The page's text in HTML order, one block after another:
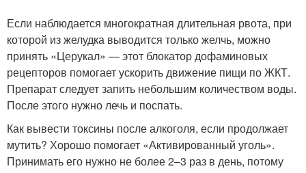
Если наблюдается многократная длительная рвота, при
которой из желудка выводится только желчь, можно
принять «Церукал» — этот блокатор дофаминовых
рецепторов помогает ускорить движение пищи по ЖКТ.
Препарат следует запить небольшим количеством воды.
После этого нужно лечь и поспать.
Как вывести токсины после алкоголя, если продолжает
мутить? Хорошо помогает «Активированный уголь».
Принимать его нужно не более 2–3 раз в день, потому